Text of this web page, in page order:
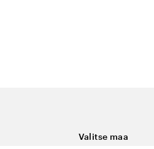
Valitse maa